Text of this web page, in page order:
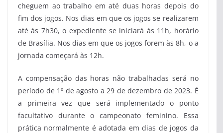
cheguem ao trabalho em até duas horas depois do
fim dos jogos. Nos dias em que os jogos se realizarem
até às 7h30, o expediente se iniciará às 11h, horário
de Brasília. Nos dias em que os jogos forem às 8h, o a
jornada começará às 12h.
A compensação das horas não trabalhadas será no
período de 1º de agosto a 29 de dezembro de 2023. É
a primeira vez que será implementado o ponto
facultativo durante o campeonato feminino. Essa
prática normalmente é adotada em dias de jogos da